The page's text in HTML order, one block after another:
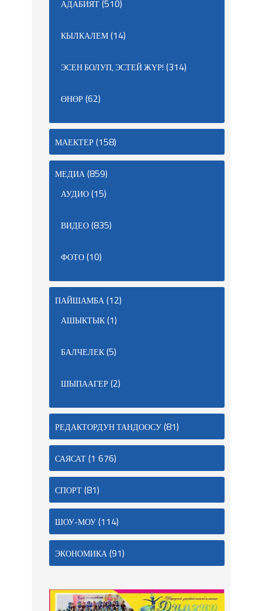
АДАБИЯТ(510)
КЫЛКАЛЕМ(14)
ЭСЕН БОЛУП, ЭСТЕЙ ЖҮР! (314)
ӨНӨР(62)
МАЕКТЕР(158)
МЕДИА(859)
АУДИО(15)
ВИДЕО(835)
ФОТО(10)
ПАЙШАМБА(12)
АШЫКТЫК(1)
БАЛЧЕЛЕК(5)
ШЫПААГЕР(2)
РЕДАКТОРДУН ТАНДООСУ(81)
САЯСАТ(1 676)
СПОРТ(81)
ШОУ-МОУ(114)
ЭКОНОМИКА(91)